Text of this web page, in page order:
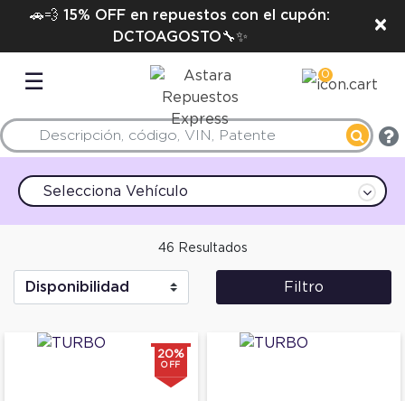
🚗💨 15% OFF en repuestos con el cupón:
DCTOAGOSTO🔧✨
×
☰ 0
Selecciona Vehículo
46 Resultados
Filtro
20%
OFF